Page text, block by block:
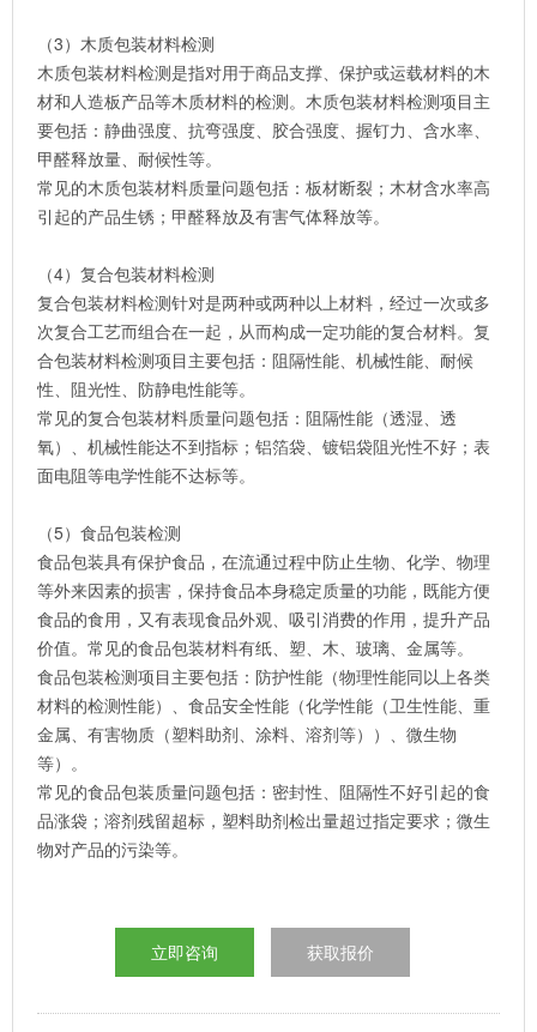
（3）木质包装材料检测
木质包装材料检测是指对用于商品支撑、保护或运载材料的木
材和人造板产品等木质材料的检测。木质包装材料检测项目主
要包括：静曲强度、抗弯强度、胶合强度、握钉力、含水率、
甲醛释放量、耐候性等。
常见的木质包装材料质量问题包括：板材断裂；木材含水率高
引起的产品生锈；甲醛释放及有害气体释放等。
（4）复合包装材料检测
复合包装材料检测针对是两种或两种以上材料，经过一次或多
次复合工艺而组合在一起，从而构成一定功能的复合材料。复
合包装材料检测项目主要包括：阻隔性能、机械性能、耐候
性、阻光性、防静电性能等。
常见的复合包装材料质量问题包括：阻隔性能（透湿、透
氧）、机械性能达不到指标；铝箔袋、镀铝袋阻光性不好；表
面电阻等电学性能不达标等。
（5）食品包装检测
食品包装具有保护食品，在流通过程中防止生物、化学、物理
等外来因素的损害，保持食品本身稳定质量的功能，既能方便
食品的食用，又有表现食品外观、吸引消费的作用，提升产品
价值。常见的食品包装材料有纸、塑、木、玻璃、金属等。
食品包装检测项目主要包括：防护性能（物理性能同以上各类
材料的检测性能）、食品安全性能（化学性能（卫生性能、重
金属、有害物质（塑料助剂、涂料、溶剂等））、微生物
等）。
常见的食品包装质量问题包括：密封性、阻隔性不好引起的食
品涨袋；溶剂残留超标，塑料助剂检出量超过指定要求；微生
物对产品的污染等。
立即咨询 获取报价